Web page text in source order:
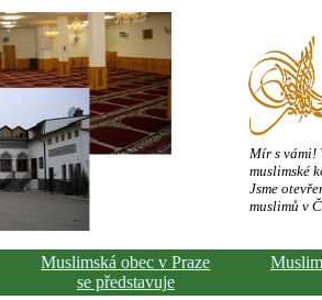
Mír s vámi!
muslimské
Jsme
muslimů v
Muslimská obec v Praze
se představuje